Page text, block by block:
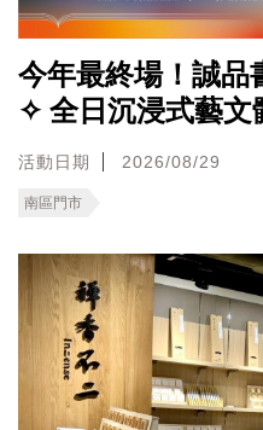
今年最終場！誠品
✧ 全日沉浸式藝文
活動日期 2026/08/29
南區門市